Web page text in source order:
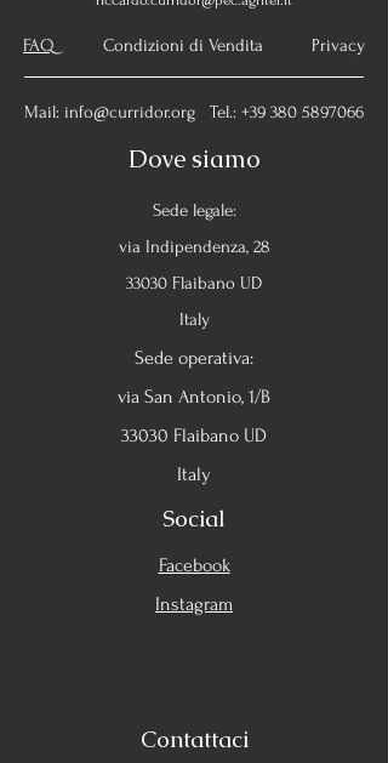
FAQ Condizioni di Vendita Privacy
Mail: info@curridor.org Tel.: +39 380 5897066
Dove siamo
Sede legale:
via Indipendenza, 28
33030 Flaibano UD
Italy
Sede operativa:
via San Antonio, 1/B
33030 Flaibano UD
Italy
Social
Facebook
Instagram
Contattaci